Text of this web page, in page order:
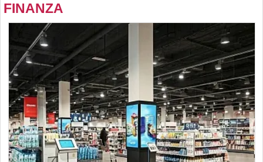
FINANZA